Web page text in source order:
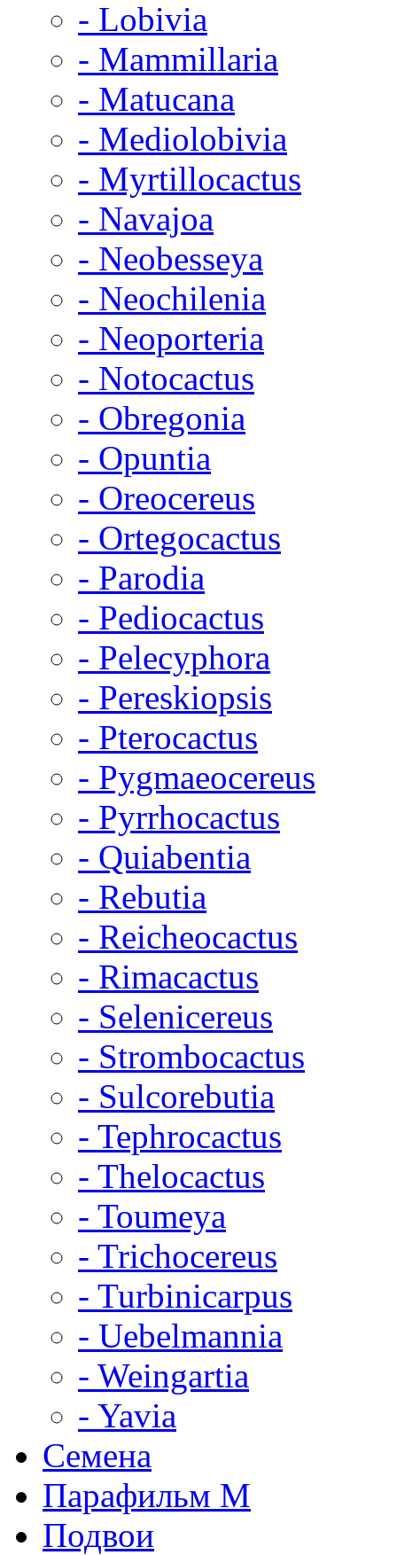
- Lobivia
- Mammillaria
- Matucana
- Mediolobivia
- Myrtillocactus
- Navajoa
- Neobesseya
- Neochilenia
- Neoporteria
- Notocactus
- Obregonia
- Opuntia
- Oreocereus
- Ortegocactus
- Parodia
- Pediocactus
- Pelecyphora
- Pereskiopsis
- Pterocactus
- Pygmaeocereus
- Pyrrhocactus
- Quiabentia
- Rebutia
- Reicheocactus
- Rimacactus
- Selenicereus
- Strombocactus
- Sulcorebutia
- Tephrocactus
- Thelocactus
- Toumeya
- Trichocereus
- Turbinicarpus
- Uebelmannia
- Weingartia
- Yavia
Семена
Парафильм М
Подвои